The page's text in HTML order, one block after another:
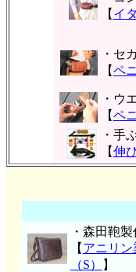
【 イ
・セ
【ペ
・ウ
【ペ
・手
【伸
・森田鞄
【 アニリ
（S）
】